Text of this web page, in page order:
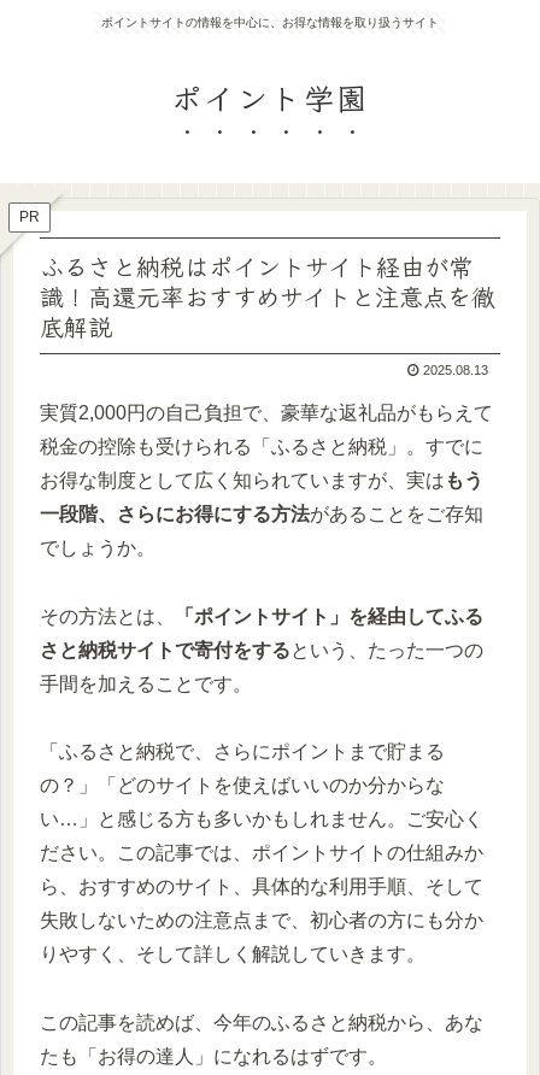
ポイントサイトの情報を中心に、お得な情報を取り扱うサイト
ポイント学園
PR
ふるさと納税はポイントサイト経由が常
識！高還元率おすすめサイトと注意点を徹
底解説
2025.08.13
実質2,000円の自己負担で、豪華な返礼品がもらえて
税金の控除も受けられる「ふるさと納税」。すでに
お得な制度として広く知られていますが、実は もう
一段階、さらにお得にする方法があることをご存知
でしょうか。
その方法とは、
「ポイントサイト」を経由してふる
さと納税サイトで寄付をするという、たった一つの
手間を加えることです。
「ふるさと納税で、さらにポイントまで貯まる
の？」「どのサイトを使えばいいのか分からな
い…」と感じる方も多いかもしれません。ご安心く
ださい。この記事では、ポイントサイトの仕組みか
ら、おすすめのサイト、具体的な利用手順、そして
失敗しないための注意点まで、初心者の方にも分か
りやすく、そして詳しく解説していきます。
この記事を読めば、今年のふるさと納税から、あな
たも「お得の達人」になれるはずです。